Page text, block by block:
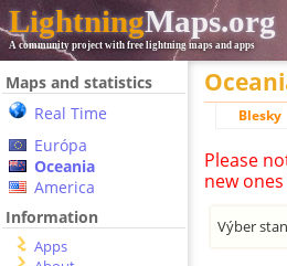
LightningMaps.org
A community project with free lightning maps and apps
Maps and statistics
Real Time
Európa
Oceania
America
Information
Apps
Blesky
Please
new
Výber